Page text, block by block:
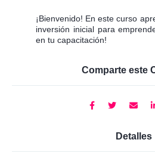
¡Bienvenido! En este curso
inversión inicial para
en tu capacitación!
Comparte este
Detalles